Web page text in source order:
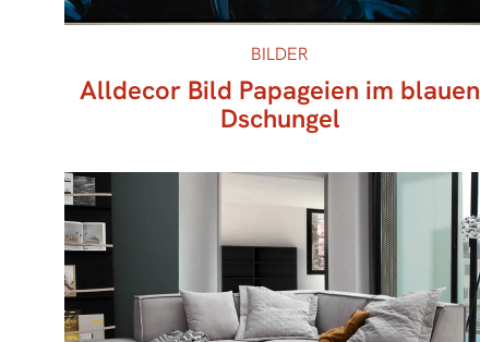
BILDER
Alldecor Bild Papageien im blauen
Dschungel